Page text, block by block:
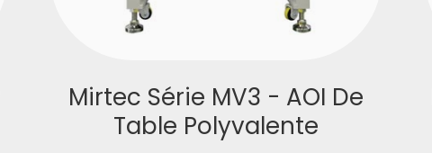
Mirtec Série MV3 - AOI De
Table Polyvalente